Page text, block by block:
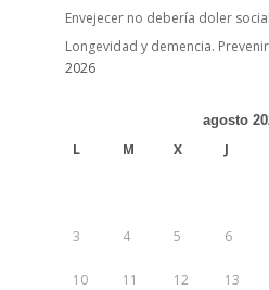
Envejecer no debería doler
Longevidad y demencia.
2026
agosto
L M X J
3 4 5 6
10 11 12 13